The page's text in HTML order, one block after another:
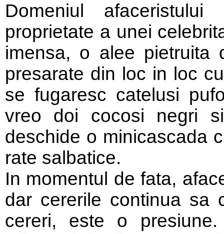
Domeniul
proprietate a unei
imensa, o alee pietruita
presarate din loc in loc
se fugaresc catelusi
vreo doi cocosi negri
deschide o minicascada
rate salbatice.
In momentul de fata,
dar cererile continua sa
cereri, este o presiune.